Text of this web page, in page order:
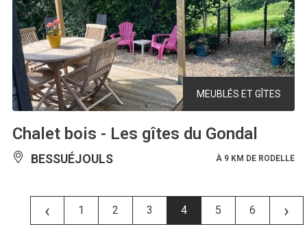
MEUBLÉS ET GÎTES
Chalet bois - Les gîtes du Gondal
BESSUÉJOULS À 9 KM DE RODELLE
‹ 1 2 3 4 5 6 ›